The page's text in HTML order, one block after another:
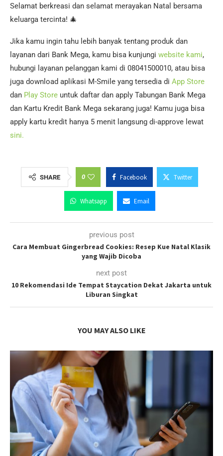
Selamat berkreasi dan selamat merayakan Natal bersama
keluarga tercinta! 🎄
Jika kamu ingin tahu lebih banyak tentang produk dan
layanan dari Bank Mega, kamu bisa kunjungi website kami,
hubungi layanan pelanggan kami di 08041500010, atau bisa
juga download aplikasi M-Smile yang tersedia di App Store
dan Play Store untuk daftar dan apply Tabungan Bank Mega
dan Kartu Kredit Bank Mega sekarang juga! Kamu juga bisa
apply kartu kredit hanya 5 menit langsung di-approve lewat
sini.
SHARE 0 Facebook Twitter
Whatsapp Email
previous post
Cara Membuat Gingerbread Cookies: Resep Kue Natal Klasik
yang Wajib Dicoba
next post
10 Rekomendasi Ide Tempat Staycation Dekat Jakarta untuk
Liburan Singkat
YOU MAY ALSO LIKE